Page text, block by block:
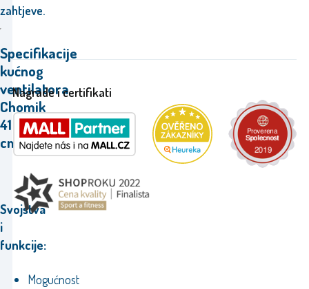
zahtjeve.
Specifikacije
kućnog
ventilatora
Chomik
41
cm.
Svojstva
i
funkcije:
Mogućnost
Nagrade i certifikati